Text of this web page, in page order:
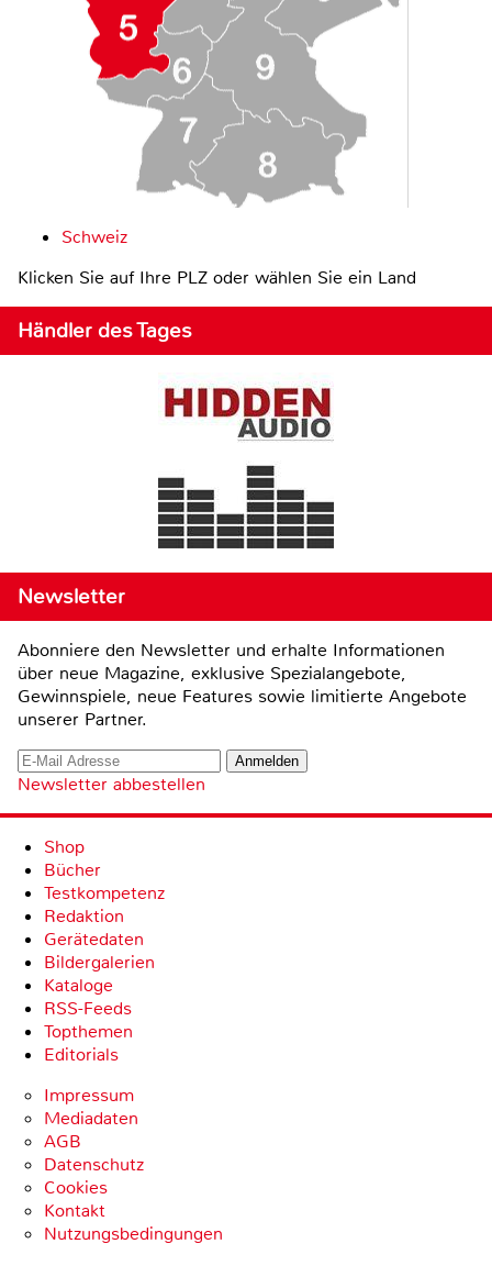
Schweiz
Klicken Sie auf Ihre PLZ oder wählen Sie ein Land
Händler des Tages
Newsletter
Abonniere den Newsletter und erhalte Informationen
über neue Magazine, exklusive Spezialangebote,
Gewinnspiele, neue Features sowie limitierte Angebote
unserer Partner.
Newsletter abbestellen
Shop
Bücher
Testkompetenz
Redaktion
Gerätedaten
Bildergalerien
Kataloge
RSS-Feeds
Topthemen
Editorials
Impressum
Mediadaten
AGB
Datenschutz
Cookies
Kontakt
Nutzungsbedingungen